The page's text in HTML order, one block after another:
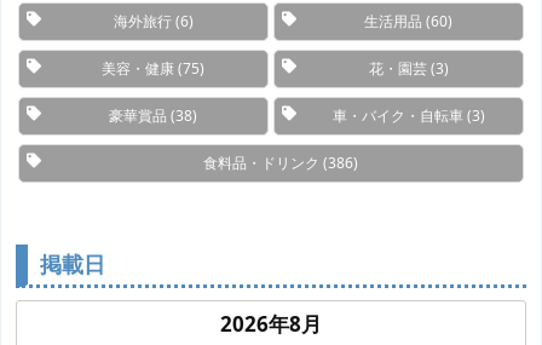
海外旅行(6) 生活用品 (60)
美容・健康(75) 花・園芸(3)
豪華賞品 (38) 車・バイク・自転車(3)
食料品・ドリンク (386)
掲載日
2026年8月